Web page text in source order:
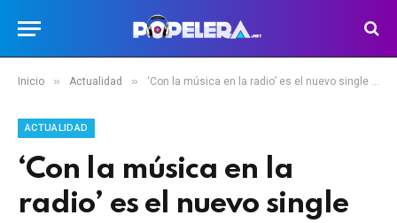
Inicio » Actualidad » ‘Con la música en la radio’ es el nuevo single de Laura Pausini
ACTUALIDAD
‘Con la música en la
radio’ es el nuevo single